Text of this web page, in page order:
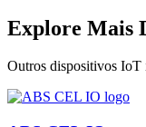
Explore Mais
Outros dispositivos IoT